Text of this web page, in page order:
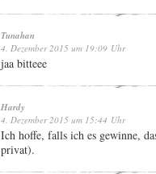
Tunahan
4. Dezember 2015 um 19:09 Uhr
jaa bitteee
Hardy
4. Dezember 2015 um 15:44 Uhr
Ich hoffe, falls ich es gewinne,
privat).